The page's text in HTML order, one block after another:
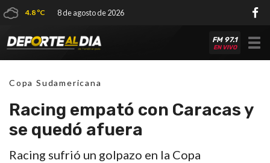
4.8 ºC 8 de agosto de 2026
FM 97.1
EN VIVO
Copa Sudamericana
Racing empató con Caracas y
se quedó afuera
Racing sufrió un golpazo en la Copa